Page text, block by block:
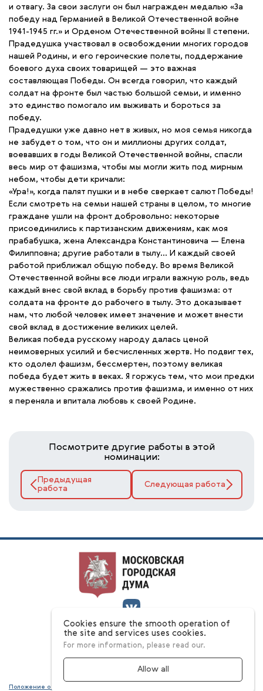
и отвагу. За свои заслуги он был награжден медалью «За
победу над Германией в Великой Отечественной войне
1941-1945 гг.» и Орденом Отечественной войны ll степени.
Прадедушка участвовал в освобождении многих городов
нашей Родины, и его героические полеты, поддержание
боевого духа своих товарищей — это важная
составляющая Победы. Он всегда говорил, что каждый
солдат на фронте был частью большой семьи, и именно
это единство помогало им выживать и бороться за
победу.
Прадедушки уже давно нет в живых, но моя семья никогда
не забудет о том, что он и миллионы других солдат,
воевавших в годы Великой Отечественной войны, спасли
весь мир от фашизма, чтобы мы могли жить под мирным
небом, чтобы дети кричали:
«Ура!», когда палят пушки и в небе сверкает салют Победы!
Если смотреть на семьи нашей страны в целом, то многие
граждане ушли на фронт добровольно: некоторые
присоединились к партизанским движениям, как моя
прабабушка, жена Александра Константиновича — Елена
Филипповна; другие работали в тылу… И каждый своей
работой приближал общую победу. Во время Великой
Отечественной войны все люди играли важную роль, ведь
каждый внес свой вклад в борьбу против фашизма: от
солдата на фронте до рабочего в тылу. Это доказывает
нам, что любой человек имеет значение и может внести
свой вклад в достижение великих целей.
Великая победа русскому народу далась ценой
неимоверных усилий и бесчисленных жертв. Но подвиг тех,
кто одолел фашизм, бессмертен, поэтому великая
победа будет жить в веках. Я горжусь тем, что мои предки
мужественно сражались против фашизма, и именно от них
я переняла и впитала любовь к своей Родине.
Посмотрите другие работы в этой
номинации:
Предыдущая
работа
Следующая работа
О конкурсе
Номинации
Ответы на вопросы
Положение о конкурсе
Cookies ensure the smooth operation of
the site and services uses cookies.
For more information, please read our.
Allow all